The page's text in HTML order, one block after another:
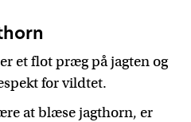
et flot præg på jagten og
for vildtet.
at blæse jagthorn, er